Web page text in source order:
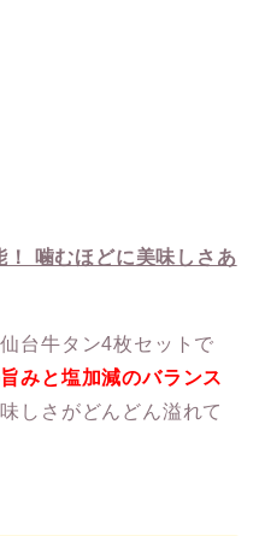
！ 噛むほどに美味しさあ
台牛タン4枚セットで
みと塩加減のバランス
しさがどんどん溢れて